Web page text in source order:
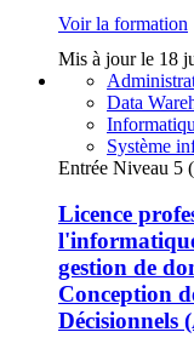
Voir la formation
Mis à jour le 18
Data
Système
Entrée Niveau 5
Licence
gestion de
Conception
Décisionnels